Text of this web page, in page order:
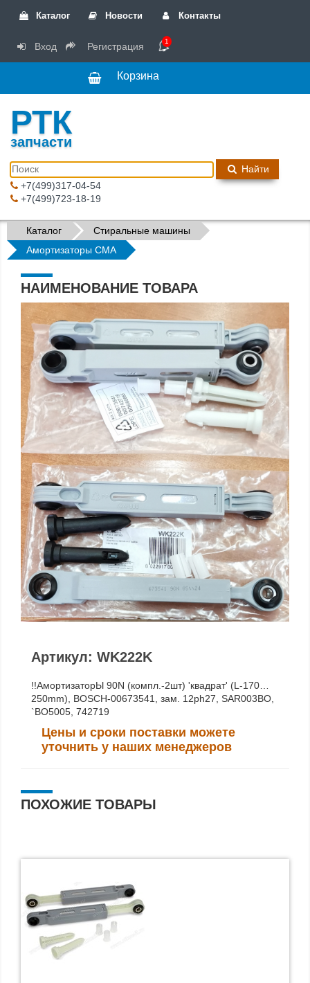
Каталог Новости Контакты
Вход Регистрация 1
Корзина
РТК
запчасти
Найти
+7(499)317-04-54
+7(499)723-18-19
Каталог
Стиральные машины
Амортизаторы СМА
НАИМЕНОВАНИЕ ТОВАРА
Артикул: WK222K
!!АмортизаторЫ 90N (компл.-2шт) 'квадрат' (L-170…
250mm), BOSCH-00673541, зам. 12ph27, SAR003BO,
`BO5005, 742719
Цены и сроки поставки можете
уточнить у наших менеджеров
ПОХОЖИЕ ТОВАРЫ